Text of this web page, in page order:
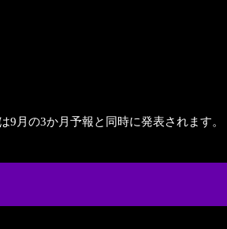
月の3か月予報と同時に発表されます。